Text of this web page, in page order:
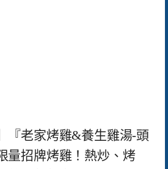
『老家烤雞&養生雞湯-頭
量招牌烤雞！熱炒、烤